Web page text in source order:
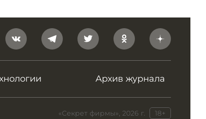
Архив журнала
«Секрет фирмы», 2026 г. 18+